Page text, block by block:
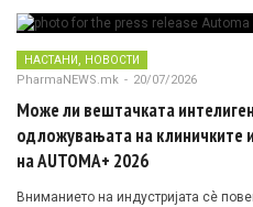
НАСТАНИ, НОВОСТИ
PharmaNEWS.mk - 20/07/2026
Може ли вештачката
одложувањата на клиничките
на AUTOMA+ 2026
Вниманието на индустријата сè